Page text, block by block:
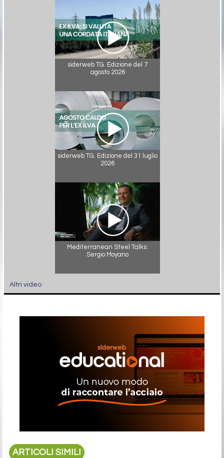
siderweb TG. Edizione del 7
agosto 2026
siderweb TG. Edizione del 31 luglio
2026
Mediterranean Steel Talks:
Sergio Moyano
Altri video
ARTICOLI SIMILI